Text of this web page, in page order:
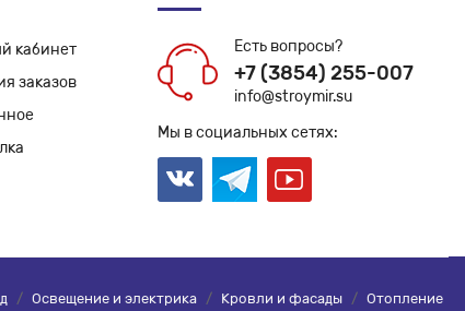
кабинет
заказов
Есть вопросы?
+7 (3854) 255-007
info@stroymir.su
Мы в социальных сетях:
/ Освещение и электрика / Кровли и фасады / Отопление